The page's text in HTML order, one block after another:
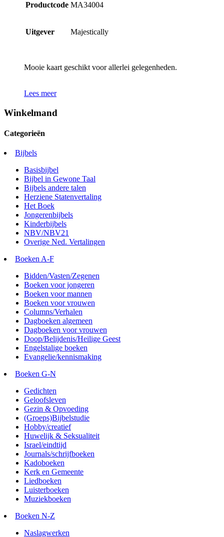
Productcode MA34004
Uitgever Majestically
Mooie kaart geschikt voor allerlei gelegenheden.
Lees meer
Winkelmand
Categorieën
Bijbels
Basisbijbel
Bijbel in Gewone Taal
Bijbels andere talen
Herziene Statenvertaling
Het Boek
Jongerenbijbels
Kinderbijbels
NBV/NBV21
Overige Ned. Vertalingen
Boeken A-F
Bidden/Vasten/Zegenen
Boeken voor jongeren
Boeken voor mannen
Boeken voor vrouwen
Columns/Verhalen
Dagboeken algemeen
Dagboeken voor vrouwen
Doop/Belijdenis/Heilige Geest
Engelstalige boeken
Evangelie/kennismaking
Boeken G-N
Gedichten
Geloofsleven
Gezin & Opvoeding
(Groeps)Bijbelstudie
Hobby/creatief
Huwelijk & Seksualiteit
Israel/eindtijd
Journals/schrijfboeken
Kadoboeken
Kerk en Gemeente
Liedboeken
Luisterboeken
Muziekboeken
Boeken N-Z
Naslagwerken